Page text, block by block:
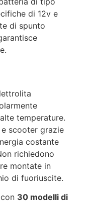
di 12v e
di spunto
temperature.
scooter grazie
costante
richiedono
montate in
di fuoriuscite.
30 modelli di